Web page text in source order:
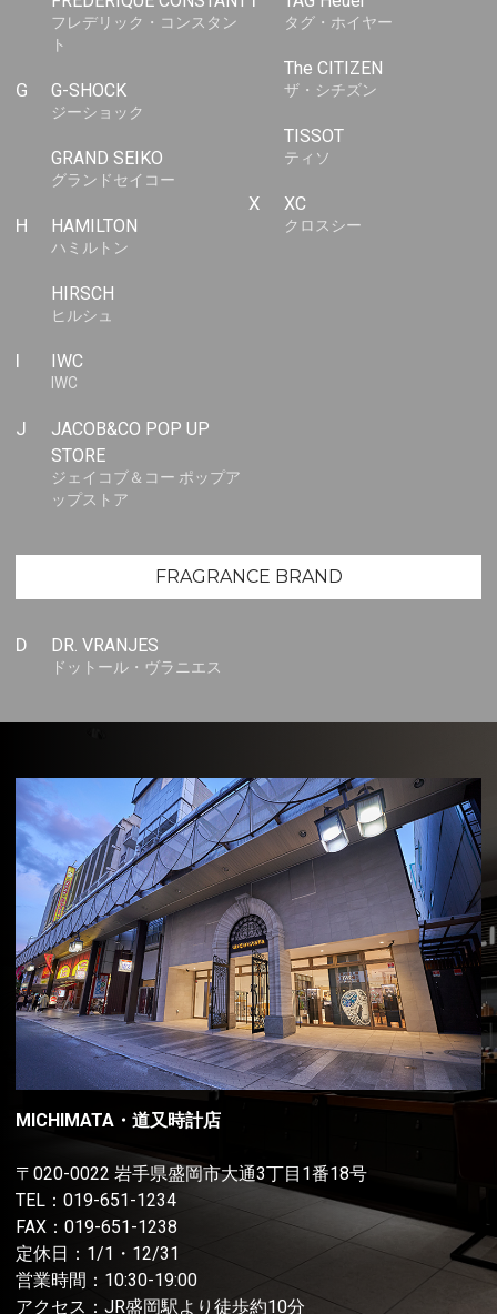
フレデリック・コンスタン
ト
G G-SHOCK
ジーショック
GRAND SEIKO
グランドセイコー
H HAMILTON
ハミルトン
HIRSCH
ヒルシュ
IWC
IWC
J
JACOB&CO POP UP
STORE
ジェイコブ＆コー ポップア
ップストア
タグ・ホイヤー
The CITIZEN
ザ・シチズン
TISSOT
ティソ
X XC
クロスシー
FRAGRANCE BRAND
D DR. VRANJES
ドットール・ヴラニエス
MICHIMATA・道又時計店
〒020-0022 岩手県盛岡市大通3丁目1番18号
TEL： 019-651-1234
FAX：019-651-1238
定休日：1/1・12/31
営業時間：10:30-19:00
アクセス：JR盛岡駅より徒歩約10分